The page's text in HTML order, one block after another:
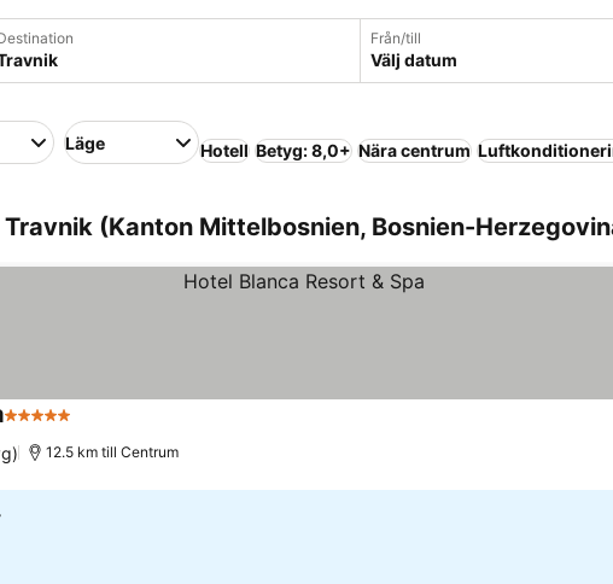
Från/till
Välj datum
Läge Hotell Betyg: 8,0+ Nära centrum
Travnik (Kanton Mittelbosnien, Bosnien-
5 Stjärnor
12.5 km till Centrum